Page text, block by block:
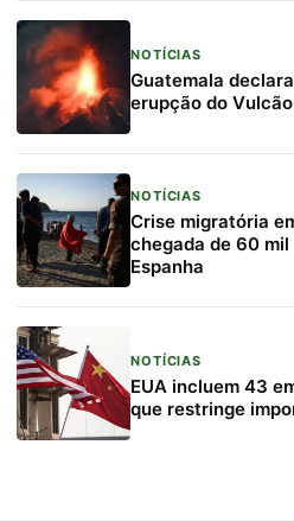
NOTÍCIAS
Guatemala
erupção do
NOTÍCIAS
Crise migratória
chegada de 60
Espanha
NOTÍCIAS
EUA incluem 43
que restringe